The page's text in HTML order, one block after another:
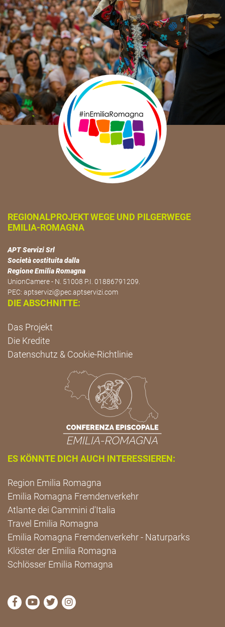
REGIONALPROJEKT WEGE UND PILGERWEGE
EMILIA-ROMAGNA
APT Servizi Srl
Società costituita dalla
Regione Emilia Romagna
UnionCamere - N. 51008 P.I. 01886791209.
PEC: aptservizi@pec.aptservizi.com
DIE ABSCHNITTE:
Das Projekt
Die Kredite
Datenschutz & Cookie-Richtlinie
ES KÖNNTE DICH AUCH INTERESSIEREN:
Region Emilia Romagna
Emilia Romagna Fremdenverkehr
Atlante dei Cammini d'Italia
Travel Emilia Romagna
Emilia Romagna Fremdenverkehr - Naturparks
Klöster der Emilia Romagna
Schlösser Emilia Romagna
die Seite Facebook von Cammini Emilia-Romagna
die Seite YouTube von Cammini Emilia-
die Seite Twitter von Cammini Emilia-
die Seite Instagram von Cammini